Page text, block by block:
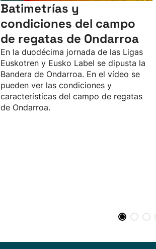
Batimetrías y
condiciones del campo
de regatas de Ondarroa
En la duodécima jornada de las Ligas
Euskotren y Eusko Label se dipusta la
Bandera de Ondarroa. En el vídeo se
pueden ver las condiciones y
características del campo de regatas
de Ondarroa.